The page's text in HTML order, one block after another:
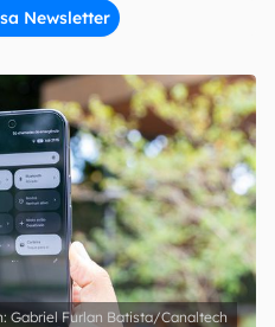
Newsletter
com os
Gabriel Furlan Batista/Canaltech